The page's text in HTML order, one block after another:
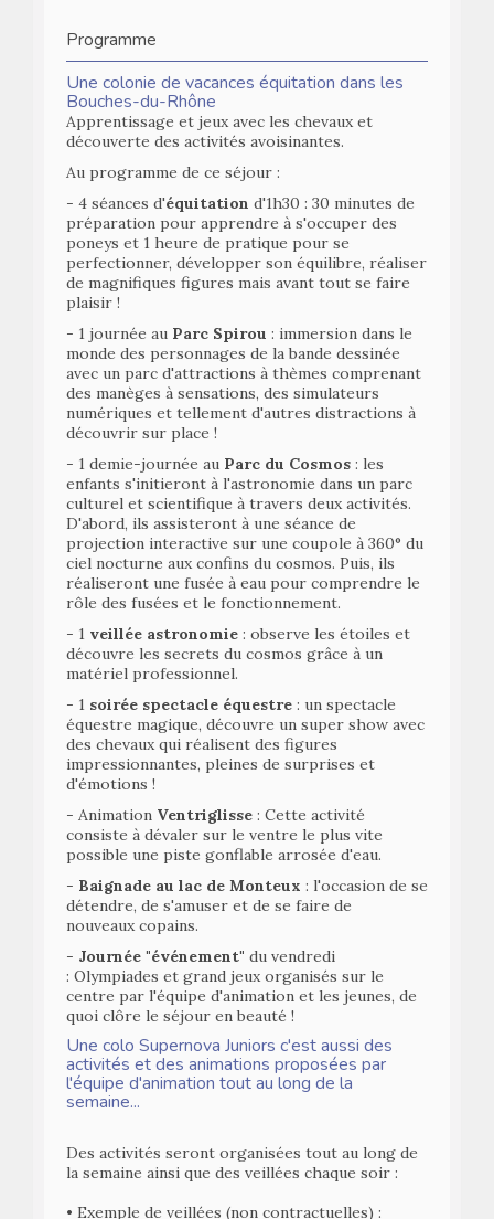
Programme
Une colonie de vacances équitation dans les
Bouches-du-Rhône
Apprentissage et jeux avec les chevaux et
découverte des activités avoisinantes.
Au programme de ce séjour :
- 4 séances d'équitation d'1h30 : 30 minutes de
préparation pour apprendre à s'occuper des
poneys et 1 heure de pratique pour se
perfectionner, développer son équilibre, réaliser
de magnifiques figures mais avant tout se faire
plaisir !
- 1 journée au Parc Spirou : immersion dans le
monde des personnages de la bande dessinée
avec un parc d'attractions à thèmes comprenant
des manèges à sensations, des simulateurs
numériques et tellement d'autres distractions à
découvrir sur place !
- 1 demie-journée au Parc du Cosmos : les
enfants s'initieront à l'astronomie dans un parc
culturel et scientifique à travers deux activités.
D'abord, ils assisteront à une séance de
projection interactive sur une coupole à 360° du
ciel nocturne aux confins du cosmos. Puis, ils
réaliseront une fusée à eau pour comprendre le
rôle des fusées et le fonctionnement.
- 1 veillée astronomie : observe les étoiles et
découvre les secrets du cosmos grâce à un
matériel professionnel.
- 1 soirée spectacle équestre : un spectacle
équestre magique, découvre un super show avec
des chevaux qui réalisent des figures
impressionnantes, pleines de surprises et
d'émotions !
- Animation Ventriglisse : Cette activité
consiste à dévaler sur le ventre le plus vite
possible une piste gonflable arrosée d'eau.
- Baignade au lac de Monteux : l'occasion de se
détendre, de s'amuser et de se faire de
nouveaux copains.
- Journée "événement" du vendredi
: Olympiades et grand jeux organisés sur le
centre par l'équipe d'animation et les jeunes, de
quoi clôre le séjour en beauté !
Une colo Supernova Juniors c'est aussi des
activités et des animations proposées par
l'équipe d'animation tout au long de la
semaine...
Des activités seront organisées tout au long de
la semaine ainsi que des veillées chaque soir :
• Exemple de veillées (non contractuelles) :